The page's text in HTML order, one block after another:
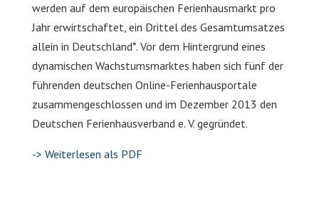
werden auf dem europäischen Ferienhausmarkt pro
Jahr erwirtschaftet, ein Drittel des Gesamtumsatzes
allein in Deutschland*. Vor dem Hintergrund eines
dynamischen Wachstumsmarktes haben sich fünf der
führenden deutschen Online-Ferienhausportale
zusammengeschlossen und im Dezember 2013 den
Deutschen Ferienhausverband e. V. gegründet.
-> Weiterlesen als PDF